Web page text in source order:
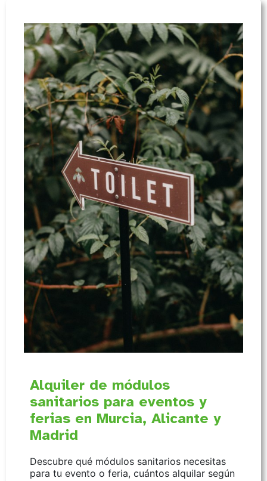
Alquiler de módulos
sanitarios para eventos y
ferias en Murcia, Alicante y
Madrid
Descubre qué módulos sanitarios necesitas
para tu evento o feria, cuántos alquilar según